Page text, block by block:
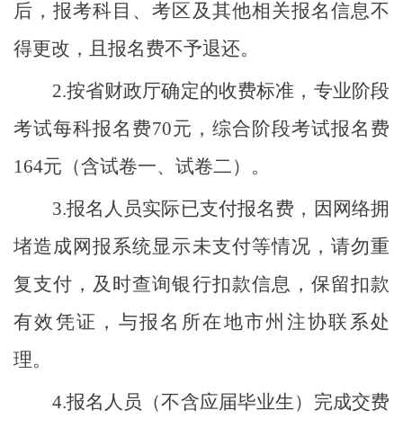
后，报考科目、考区及其他相关报名信息不
得更改，且报名费不予退还。
2.按省财政厅确定的收费标准，专业阶段
考试每科报名费70元，综合阶段考试报名费
164元（含试卷一、试卷二）。
3.报名人员实际已支付报名费，因网络拥
堵造成网报系统显示未支付等情况，请勿重
复支付，及时查询银行扣款信息，保留扣款
有效凭证，与报名所在地市州注协联系处
理。
4.报名人员（不含应届毕业生）完成交费